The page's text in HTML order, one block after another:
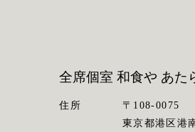
全席個室 和食や あた
住所
〒108-0075
東京都港区港